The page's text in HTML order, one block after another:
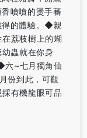
噴噴的燙手蕃
得的體驗。◆親
荔枝樹上的蝴
蟲就在你身
~七月獨角仙
份到此，可觀
有機龍眼可品